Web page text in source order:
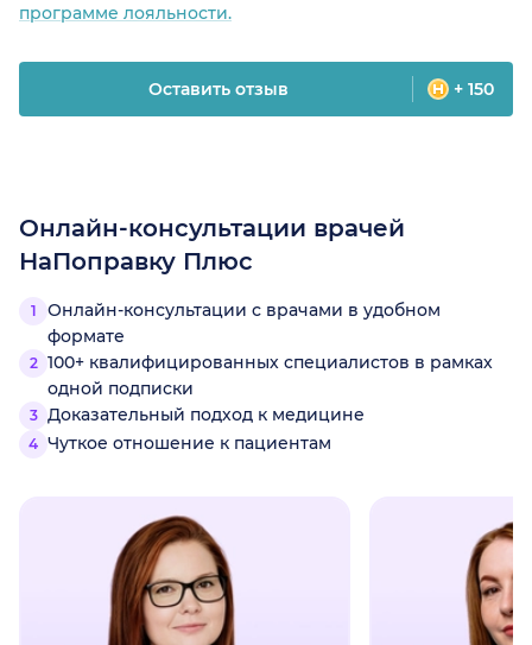
программе лояльности.
Оставить отзыв + 150
Онлайн-консультации врачей
НаПоправку Плюс
Онлайн-консультации с врачами в удобном
формате
100+ квалифицированных специалистов в рамках
одной подписки
Доказательный подход к медицине
Чуткое отношение к пациентам